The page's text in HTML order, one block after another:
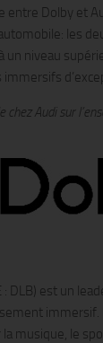
entre Dolby et
les
un niveau
chez Audi sur
: DLB) est un
immersif.
musique, le